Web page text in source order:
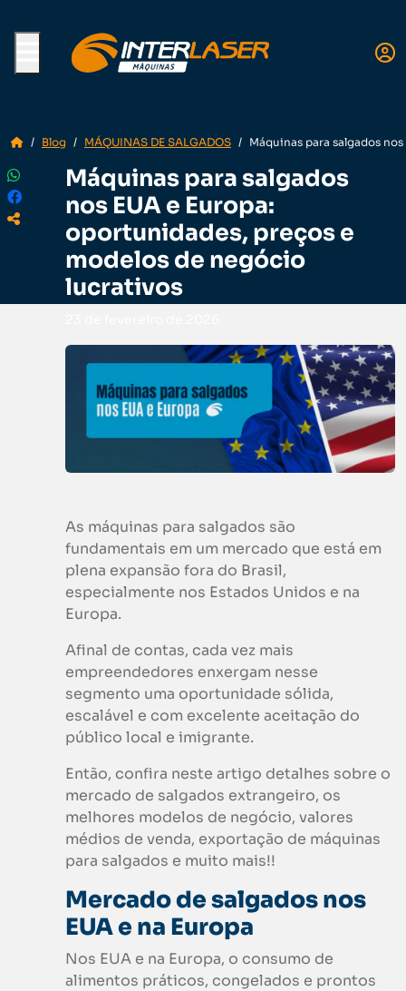
Menu
Blog MÁQUINAS DE SALGADOS Máquinas para salgados
Máquinas para salgados
nos EUA e Europa:
oportunidades, preços e
modelos de negócio
lucrativos
As máquinas para salgados são
fundamentais em um mercado que está em
plena expansão fora do Brasil,
especialmente nos Estados Unidos e na
Europa.
Afinal de contas, cada vez mais
empreendedores enxergam nesse
segmento uma oportunidade sólida,
escalável e com excelente aceitação do
público local e imigrante.
Então, confira neste artigo detalhes sobre o
mercado de salgados extrangeiro, os
melhores modelos de negócio, valores
médios de venda, exportação de máquinas
para salgados e muito mais!!
Mercado de salgados nos
EUA e na Europa
Nos EUA e na Europa, o consumo de
alimentos práticos, congelados e prontos